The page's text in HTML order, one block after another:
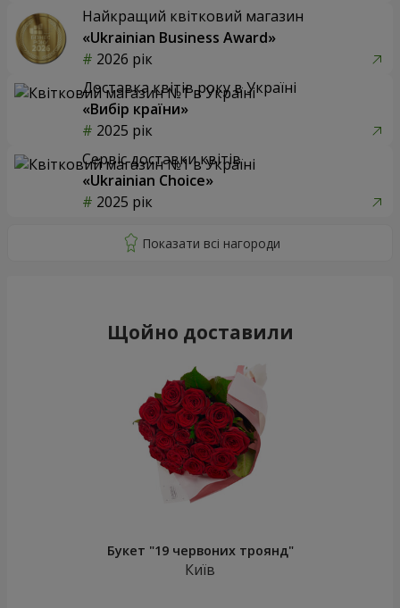
Найкращий квітковий магазин
«Ukrainian Business Award»
2026 рік
Доставка квітів року в Україні
«Вибір країни»
2025 рік
Сервіс доставки квітів
«Ukrainian Choice»
2025 рік
Щойно доставили
Букет "19 червоних троянд"
Київ